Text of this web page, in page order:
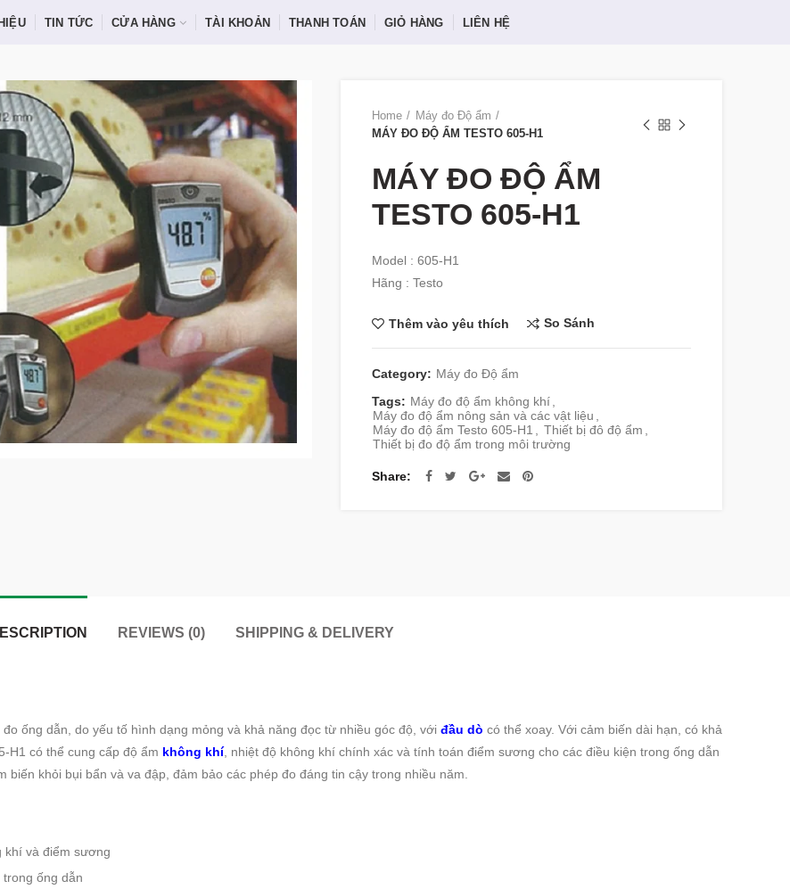
TIN TỨC CỬA HÀNG TÀI KHOẢN THANH TOÁN GIỎ HÀNG LIÊN HỆ
Home
Máy đo Độ ẩm
MÁY ĐO ĐỘ ẨM TESTO 605-H1
MÁY ĐO ĐỘ ẨM
TESTO 605-H1
Model : 605-H1
Hãng : Testo
Thêm vào yêu thích So Sánh
Category: Máy đo Độ ẩm
Tags: Máy đo độ ẩm không khí ,
Máy đo độ ẩm nông sản và các vật liệu ,
Máy đo độ ẩm Testo 605-H1 , Thiết bị đô độ ẩm ,
Thiết bị đo độ ẩm trong môi trường
Share
REVIEWS (0) SHIPPING & DELIVERY
ống dẫn, do yếu tố hình dạng mỏng và khả năng đọc từ nhiều góc độ, với đầu dò có thể xoay. Với cảm biến dài hạn, có khả
H1 có thể cung cấp độ ẩm không khí, nhiệt độ không khí chính xác và tính toán điểm sương cho các điều kiện trong ống dẫn
biến khỏi bụi bẩn và va đập, đảm bảo các phép đo đáng tin cậy trong nhiều năm.
khí và điểm sương
ống dẫn